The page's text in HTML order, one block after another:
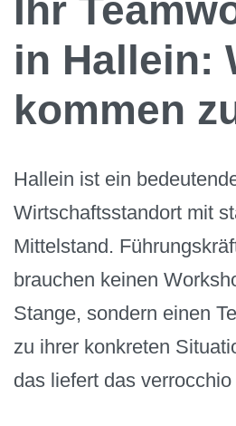
Ihr
in Hallein:
kommen
Hallein ist ein
Wirtschaftsstandort mit
Mittelstand.
brauchen keinen
Stange, sondern einen
zu ihrer konkreten
das liefert das verrocchio